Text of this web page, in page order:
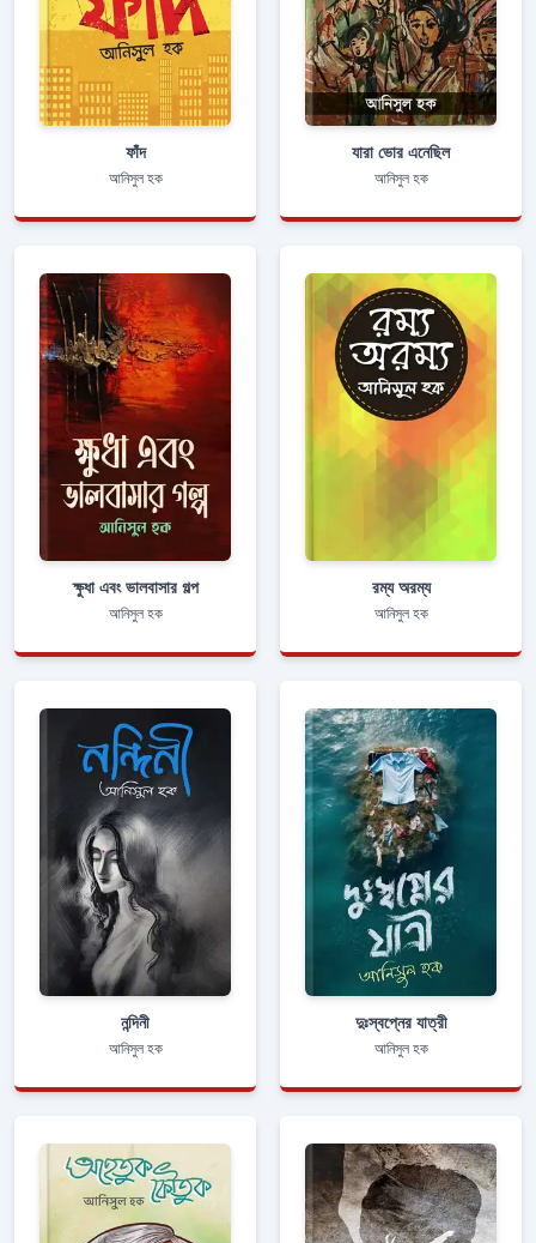
ফাঁদ
আনিসুল হক
যারা ভোর এনেছিল
আনিসুল হক
ক্ষুধা এবং ভালবাসার গল্প
আনিসুল হক
রম্য অরম্য
আনিসুল হক
নন্দিনী
আনিসুল হক
দুঃস্বপ্নের যাত্রী
আনিসুল হক